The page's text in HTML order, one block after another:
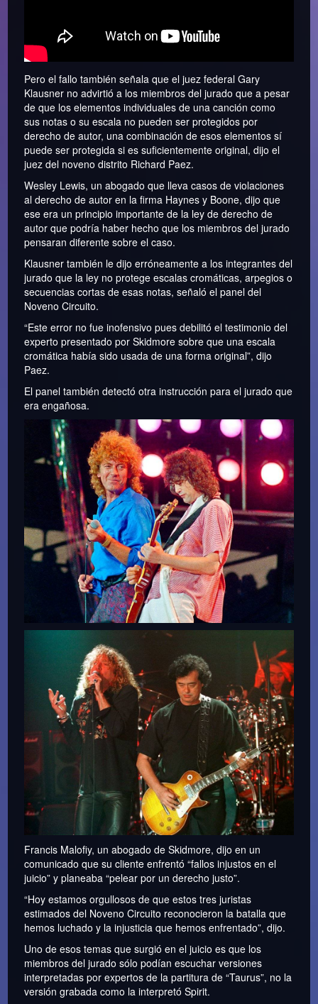
Pero el fallo también señala que el juez federal Gary
Klausner no advirtió a los miembros del jurado que a pesar
de que los elementos individuales de una canción como
sus notas o su escala no pueden ser protegidos por
derecho de autor, una combinación de esos elementos sí
puede ser protegida si es suficientemente original, dijo el
juez del noveno distrito Richard Paez.
Wesley Lewis, un abogado que lleva casos de violaciones
al derecho de autor en la firma Haynes y Boone, dijo que
ese era un principio importante de la ley de derecho de
autor que podría haber hecho que los miembros del jurado
pensaran diferente sobre el caso.
Klausner también le dijo erróneamente a los integrantes del
jurado que la ley no protege escalas cromáticas, arpegios o
secuencias cortas de esas notas, señaló el panel del
Noveno Circuito.
“Este error no fue inofensivo pues debilitó el testimonio del
experto presentado por Skidmore sobre que una escala
cromática había sido usada de una forma original”, dijo
Paez.
El panel también detectó otra instrucción para el jurado que
era engañosa.
Francis Malofiy, un abogado de Skidmore, dijo en un
comunicado que su cliente enfrentó “fallos injustos en el
juicio” y planeaba “pelear por un derecho justo”.
“Hoy estamos orgullosos de que estos tres juristas
estimados del Noveno Circuito reconocieron la batalla que
hemos luchado y la injusticia que hemos enfrentado”, dijo.
Uno de esos temas que surgió en el juicio es que los
miembros del jurado sólo podían escuchar versiones
interpretadas por expertos de la partitura de “Taurus”, no la
versión grabada como la interpretó Spirit.